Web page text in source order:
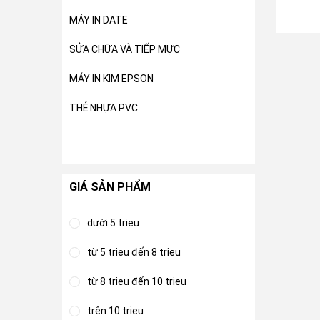
MÁY IN DATE
SỬA CHỮA VÀ TIẾP MỰC
MÁY IN KIM EPSON
THẺ NHỰA PVC
GIÁ SẢN PHẨM
dưới 5 trieu
từ 5 trieu đến 8 trieu
từ 8 trieu đến 10 trieu
trên 10 trieu